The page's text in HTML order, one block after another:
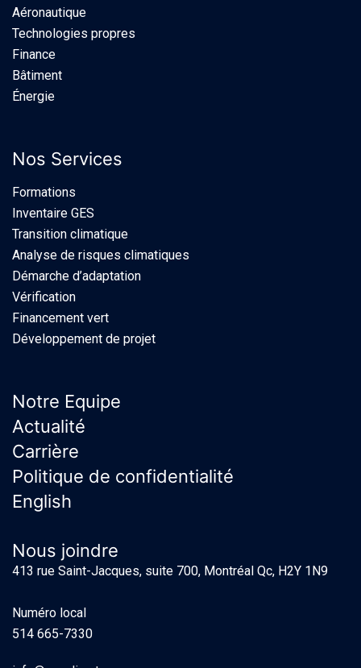
Aéronautique
Technologies propres
Finance
Bâtiment
Énergie
Nos Services
Formations
Inventaire GES
Transition climatique
Analyse de risques climatiques
Démarche d’adaptation
Vérification
Financement vert
Développement de projet
Notre Equipe
Actualité
Carrière
Politique de confidentialité
English
Nous joindre
413 rue Saint-Jacques, suite 700, Montréal Qc, H2Y 1N9
Numéro local
514 665-7330